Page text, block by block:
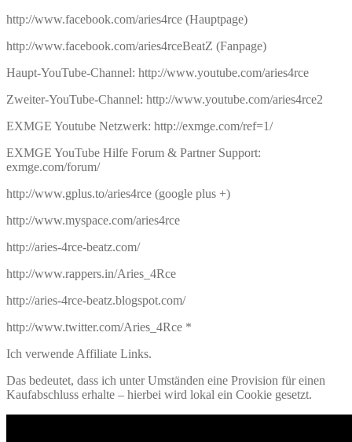
http://www.facebook.com/aries4rce (Hauptpage)
http://www.facebook.com/aries4rceBeatZ (Fanpage)
Haupt-YouTube-Channel: http://www.youtube.com/aries4rce
Zweiter-YouTube-Channel: http://www.youtube.com/aries4rce2
EXMGE Youtube Netzwerk: http://exmge.com/ref=1/
EXMGE YouTube Hilfe Forum & Partner Support:
exmge.com/forum/
http://www.gplus.to/aries4rce (google plus +)
http://www.myspace.com/aries4rce
http://aries-4rce-beatz.com/
http://www.rappers.in/Aries_4Rce
http://aries-4rce-beatz.blogspot.com/
http://www.twitter.com/Aries_4Rce *
Ich verwende Affiliate Links.
Das bedeutet, dass ich unter Umständen eine Provision für einen
Kaufabschluss erhalte – hierbei wird lokal ein Cookie gesetzt.